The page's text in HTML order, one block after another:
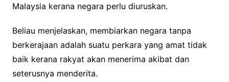
Malaysia kerana negara perlu diuruskan.
Beliau menjelaskan, membiarkan negara tanpa
berkerajaan adalah suatu perkara yang amat tidak
baik kerana rakyat akan menerima akibat dan
seterusnya menderita.